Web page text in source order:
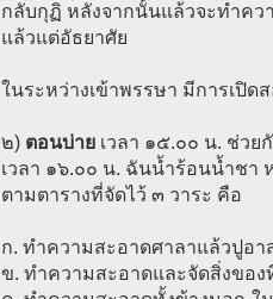
กลับกุฏิ หลังจากนั้นแล้วจะทำค
แล้วแต่อัธยาศัย
ในระหว่างเข้าพรรษา มีการเปิ
๒) ตอนบ่าย เวลา ๑๕.๐๐ น. ช่ว
เวลา ๑๖.๐๐ น. ฉันน้ำร้อนน้ำชา
ตามตารางที่จัดไว้ ๓ วาระ คือ
ก. ทำความสะอาดศาลาแล้วปูอ
ข. ทำความสะอาดและจัดสิ่งขอ